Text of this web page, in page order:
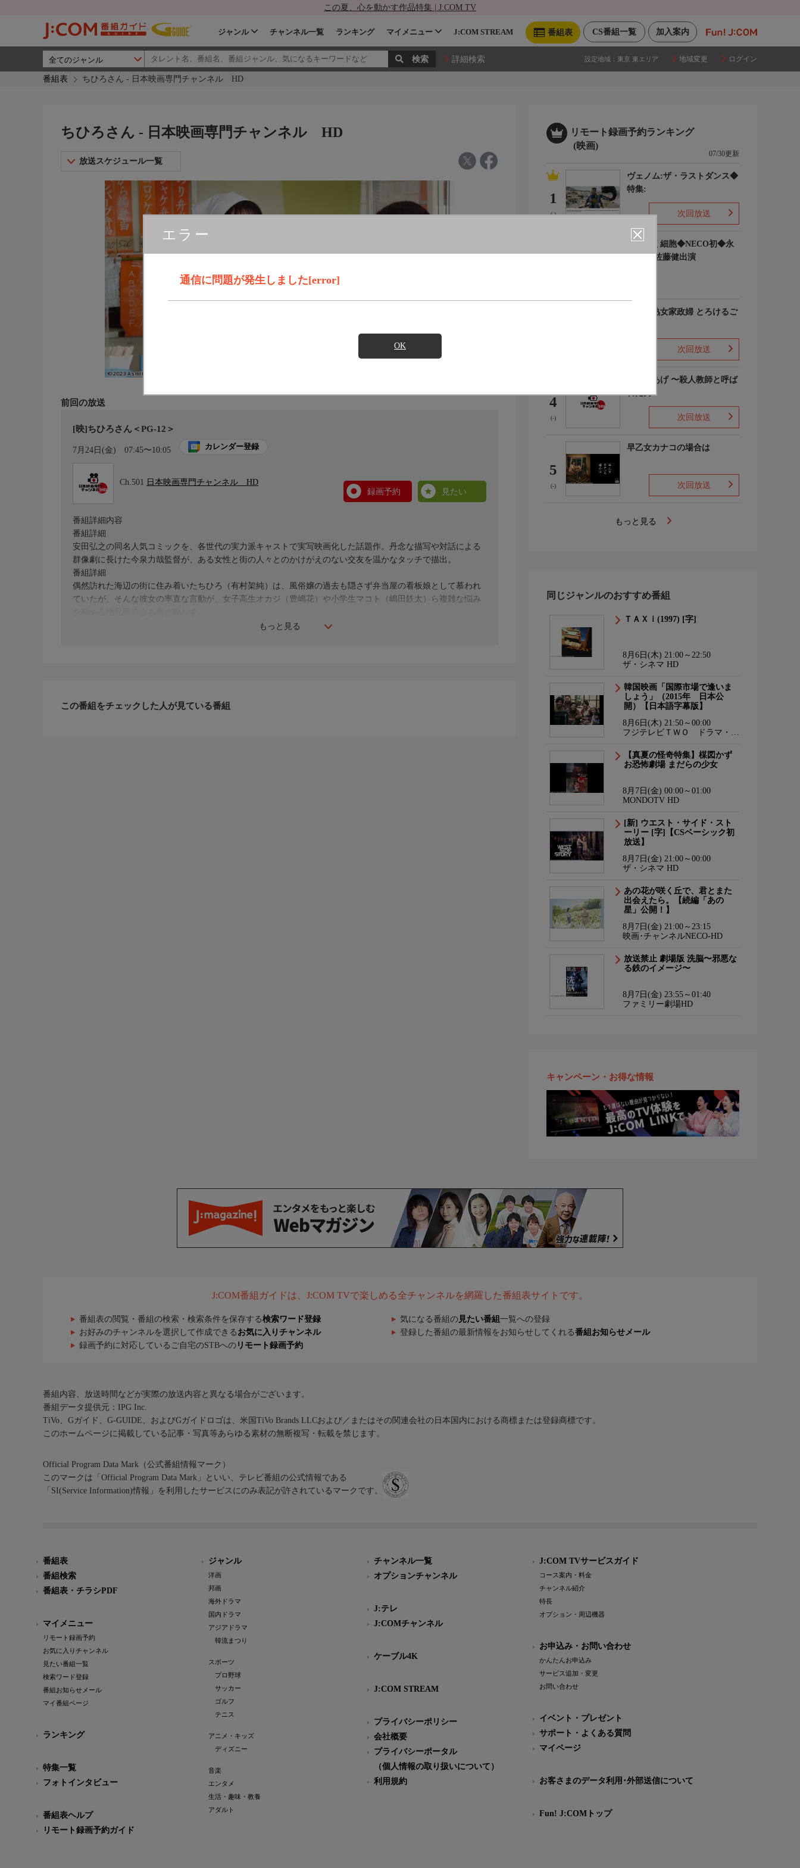
この夏、心を動かす作品特集 | J:COM TV
加入案内
CS番組一覧
番組表
ジャンル チャンネル一覧 ランキング マイメニュー J:COM STREAM
詳細検索 設定地域： 東京 東エリア 地域変更 ログイン
番組表 ちひろさん - 日本映画専門チャンネル HD
エラー
通信に問題が発生しました[error]
OK
ちひろさん - 日本映画専門チャンネル HD
放送スケジュール一覧
前回の放送
[映]ちひろさん＜PG-12＞
7月24日(金) 07:45〜10:05 カレンダー登録
Ch.501
日本映画専門チャンネル HD
録画予約
見たい
もっと見る
番組詳細内容
番組詳細
安田弘之の同名人気コミックを、各世代の実力派キャストで実写映画化した話題作。丹念な描写や対話による
群像劇に長けた今泉力哉監督が、ある女性と街の人々とのかけがえのない交友を温かなタッチで描出。
番組詳細
偶然訪れた海辺の街に住み着いたちひろ（有村架純）は、風俗嬢の過去も隠さず弁当屋の看板娘として慕われ
ていたが、そんな彼女の率直な言動が、女子高生オカジ（豊嶋花）や小学生マコト（嶋田鉄太）ら複雑な悩み
この番組をチェックした人が見ている番組
リモート録画予約ランキング
(映画)
07/30更新
1
(-)
ヴェノム:ザ・ラストダンス◆
特集:
次回放送
はたらく細胞◆NECO初◆永
野芽郁 佐藤健出演
愛しの熟女家政婦 とろけるご
次回放送
4
(-)
でっちあげ 〜殺人教師と呼ば
れた男
次回放送
5
(-)
早乙女カナコの場合は
次回放送
もっと見る
同じジャンルのおすすめ番組
ＴＡＸｉ(1997) [字]
8月6日(木) 21:00～22:50
ザ・シネマ HD
韓国映画「国際市場で逢いま
しょう」（2015年 日本公
開）【日本語字幕版】
8月6日(木) 21:50～00:00
フジテレビＴＷＯ ドラマ・ア
【真夏の怪奇特集】楳図かず
お恐怖劇場 まだらの少女
8月7日(金) 00:00～01:00
MONDOTV HD
[新] ウエスト・サイド・スト
ーリー [字]【CSベーシック初
放送】
8月7日(金) 21:00～00:00
ザ・シネマ HD
あの花が咲く丘で、君とまた
出会えたら。【続編「あの
星」公開！】
8月7日(金) 21:00～23:15
映画･チャンネルNECO-HD
放送禁止 劇場版 洗脳〜邪悪な
る鉄のイメージ〜
8月7日(金) 23:55～01:40
ファミリー劇場HD
キャンペーン・お得な情報
J:COM番組ガイドは、J:COM TVで楽しめる全チャンネルを網羅した番組表サイトです。
番組表の閲覧・番組の検索・検索条件を保存する検索ワード登録 気になる番組の 見たい番組 一覧への登録
お好みのチャンネルを選択して作成できる お気に入りチャンネル 登録した番組の最新情報をお知らせしてくれる番組お知らせメール
録画予約に対応しているご自宅のSTBへの リモート録画予約
番組内容、放送時間などが実際の放送内容と異なる場合がございます。
番組データ提供元：IPG Inc.
TiVo、Gガイド、G-GUIDE、およびGガイドロゴは、米国TiVo Brands LLCおよび／またはその関連会社の日本国内における商標または登録商標です。
このホームページに掲載している記事・写真等あらゆる素材の無断複写・転載を禁じます。
Official Program Data Mark（公式番組情報マーク）
このマークは「Official Program Data Mark」といい、テレビ番組の公式情報である
「SI(Service Information)情報」を利用したサービスにのみ表記が許されているマークです。
番組表
番組検索
番組表・チラシPDF
マイメニュー
リモート録画予約
お気に入りチャンネル
見たい番組一覧
検索ワード登録
番組お知らせメール
マイ番組ページ
ランキング
特集一覧
フォトインタビュー
番組表ヘルプ
リモート録画予約ガイド
ジャンル
洋画
邦画
海外ドラマ
国内ドラマ
アジアドラマ
韓流まつり
スポーツ
プロ野球
サッカー
ゴルフ
テニス
アニメ・キッズ
ディズニー
音楽
エンタメ
生活・趣味・教養
アダルト
チャンネル一覧
オプションチャンネル
J:テレ
J:COMチャンネル
ケーブル4K
J:COM STREAM
プライバシーポリシー
会社概要
プライバシーポータル
（個人情報の取り扱いについて）
利用規約
J:COM TVサービスガイド
コース案内・料金
チャンネル紹介
特長
オプション・周辺機器
お申込み・お問い合わせ
かんたんお申込み
サービス追加・変更
お問い合わせ
イベント・プレゼント
サポート・よくある質問
マイページ
お客さまのデータ利用･外部送信について
Fun! J:COMトップ